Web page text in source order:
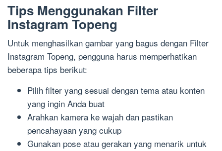
Tips Menggunakan Filter
Instagram Topeng
Untuk menghasilkan gambar yang bagus dengan Filter
Instagram Topeng, pengguna harus memperhatikan
beberapa tips berikut:
Pilih filter yang sesuai dengan tema atau konten
yang ingin Anda buat
Arahkan kamera ke wajah dan pastikan
pencahayaan yang cukup
Gunakan pose atau gerakan yang menarik untuk